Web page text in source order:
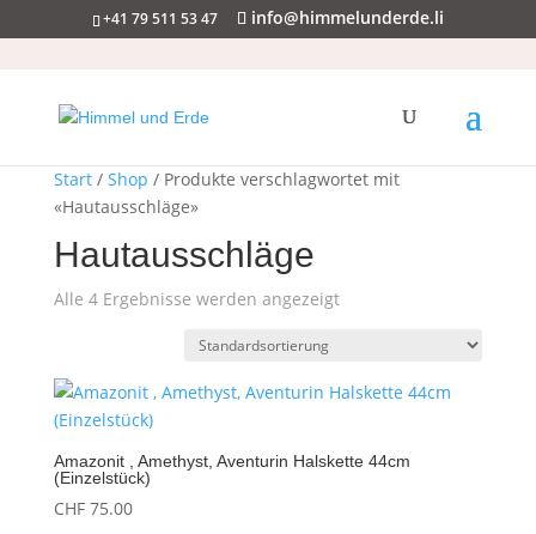
+41 79 511 53 47 info@himmelunderde.li
Start/ Shop / Produkte verschlagwortet mit
«Hautausschläge»
Hautausschläge
Alle 4 Ergebnisse werden angezeigt
Amazonit , Amethyst, Aventurin Halskette 44cm
(Einzelstück)
CHF75.00